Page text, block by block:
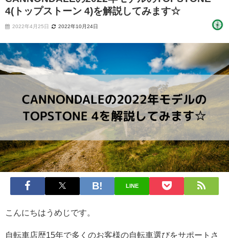
4(トップストーン 4)を解説してみます☆
2022年4月25日 2022年10月24日
LINE
こんにちはうめじです。
自転車店歴15年で多くのお客様の自転車選びをサポートさ